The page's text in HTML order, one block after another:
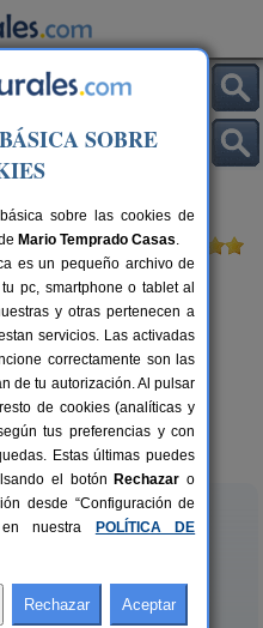
Valluerca
18+6 pers.
desde25 €
SOBRE
sobre las cookies de
Mario Temprado Casas.
es un pequeño archivo de
pc, smartphone o tablet al
y otras pertenecen a
servicios. Las activadas
correctamente son las
de tu autorización. Al pulsar
de cookies (analíticas y
tus preferencias y con
Estas últimas puedes
el botón Rechazar o
desde “Configuración de
en nuestra
POLÍTICA DE